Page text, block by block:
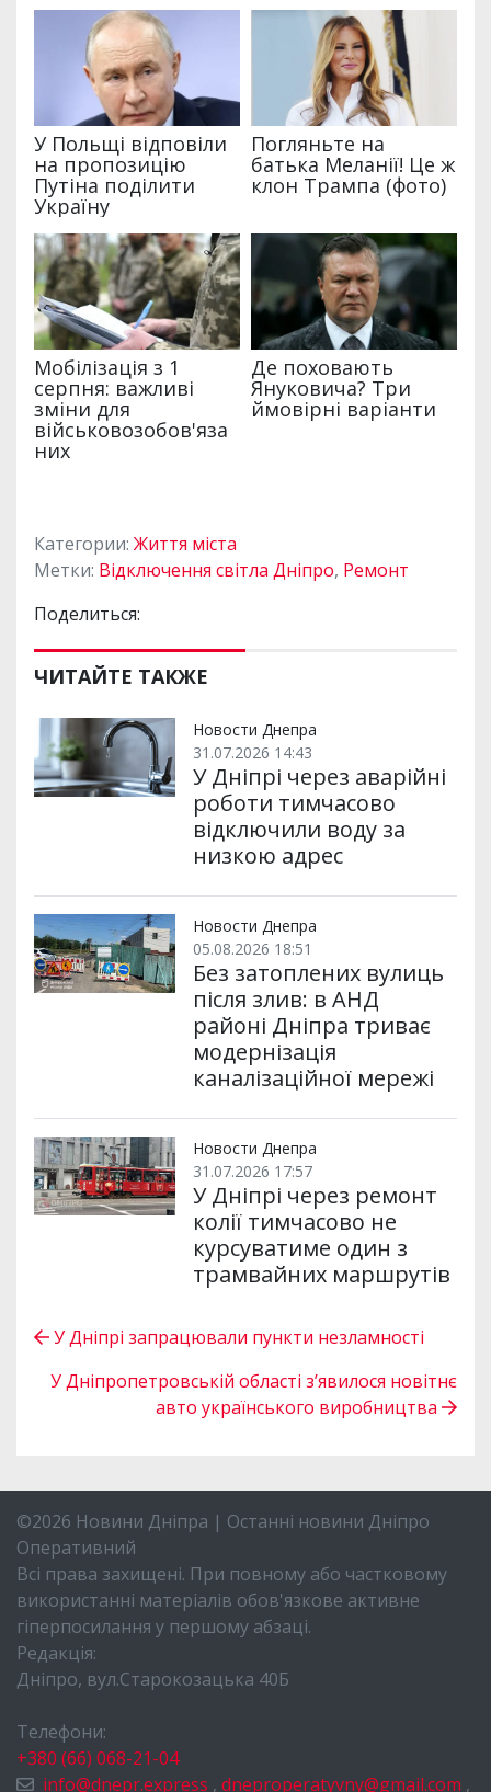
Категории: Життя міста
Метки: Відключення світла Дніпро, Ремонт
Поделиться:
ЧИТАЙТЕ ТАКЖЕ
Новости Днепра
31.07.2026 14:43
У Дніпрі через аварійні
роботи тимчасово
відключили воду за
низкою адрес
Новости Днепра
05.08.2026 18:51
Без затоплених вулиць
після злив: в АНД
районі Дніпра триває
модернізація
каналізаційної мережі
Новости Днепра
31.07.2026 17:57
У Дніпрі через ремонт
колії тимчасово не
курсуватиме один з
трамвайних маршрутів
У Дніпрі запрацювали пункти незламності
У Дніпропетровській області з’явилося новітнє
авто українського виробництва
©2026 Новини Дніпра | Останні новини Дніпро
Оперативний
Всі права захищені. При повному або частковому
використанні матеріалів обов'язкове активне
гіперпосилання у першому абзаці.
Редакція:
Дніпро, вул.Старокозацька 40Б
Телефони:
+380 (66) 068-21-04
info@dnepr.express , dneproperatyvny@gmail.com ,